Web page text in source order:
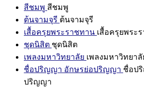
สีชมพู สีชมพู
ต้นจามจุรี ต้นจามจุรี
เสื้อครุยพระราชทาน เสื้อครุยพระ
ชุดนิสิต ชุดนิสิต
เพลงมหาวิทยาลัย เพลงมหาวิทยาลั
ชื่อปริญญา อักษรย่อปริญญา ชื่อป
ปริญญา